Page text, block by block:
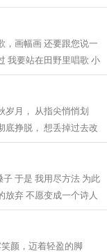
，画幅画 还要跟您说一
我要站在田野里唱歌 小
岁月， 从指尖悄悄划
底挣脱， 想丢掉过去改
于是 我用尽方法 为此
放弃 不愿变成一个诗人
颜，迈着轻盈的脚